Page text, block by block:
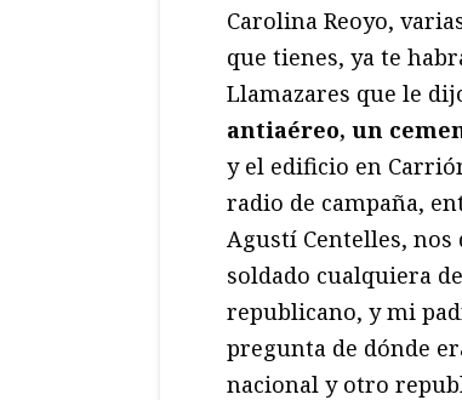
Carolina Reoyo,
que tienes, ya te
Llamazares que le
antiaéreo, un
y el edificio en
radio de campaña,
Agustí Centelles,
soldado cualquiera
republicano, y mi
pregunta de dónde
nacional y otro